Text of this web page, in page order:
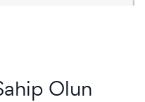
Olun